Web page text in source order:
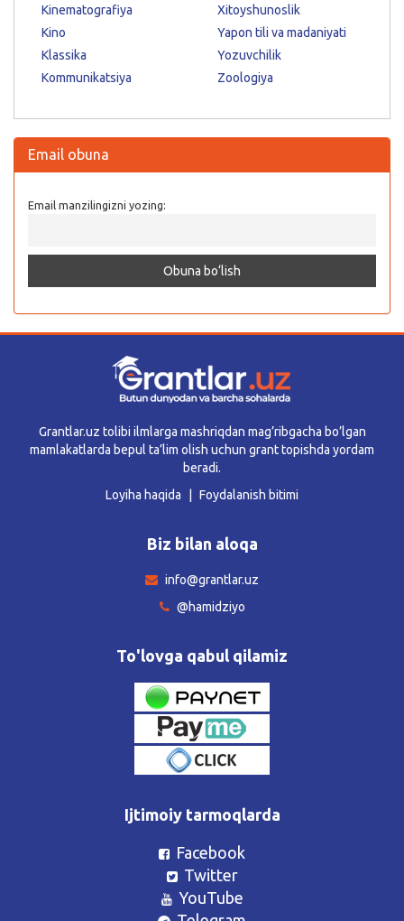
Kinematografiya
Kino
Klassika
Kommunikatsiya
Xitoyshunoslik
Yapon tili va madaniyati
Yozuvchilik
Zoologiya
Email obuna
Email manzilingizni yozing:
Grantlar.uz tolibi ilmlarga mashriqdan mag’ribgacha bo’lgan
mamlakatlarda bepul ta’lim olish uchun grant topishda yordam
beradi.
Loyiha haqida
Foydalanish bitimi
Biz bilan aloqa
info@grantlar.uz
@hamidziyo
To'lovga qabul qilamiz
Ijtimoiy tarmoqlarda
Facebook
Twitter
YouTube